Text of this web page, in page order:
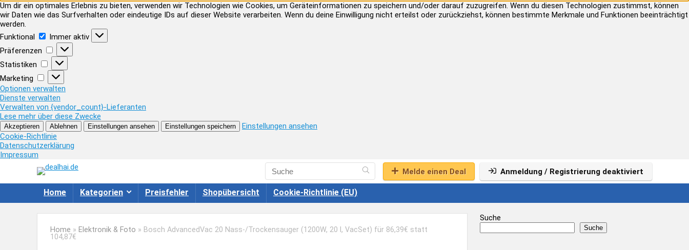
Um dir ein optimales Erlebnis zu bieten, verwenden wir Technologien wie Cookies, um Geräteinformationen zu speichern und/oder darauf zuzugreifen. Wenn du diesen Technologien zustimmst, können
wir Daten wie das Surfverhalten oder eindeutige IDs auf dieser Website verarbeiten. Wenn du deine Einwilligung nicht erteilst oder zurückziehst, können bestimmte Merkmale und Funktionen beeinträchtigt
werden.
Funktional
Funktional
Immer aktiv
Präferenzen
Präferenzen
Statistiken
Statistiken
Marketing
Marketing
Optionen verwalten
Dienste verwalten
Verwalten von {vendor_count}-Lieferanten
Lese mehr über diese Zwecke
Akzeptieren Ablehnen Einstellungen ansehen Einstellungen speichern
Einstellungen ansehen
Cookie-Richtlinie
Datenschutzerklärung
Impressum
Melde einen Deal
Anmeldung / Registrierung deaktiviert
Home Kategorien Preisfehler Shopübersicht Cookie-Richtlinie (EU)
Home » Elektronik & Foto » Bosch AdvancedVac 20 Nass-/Trockensauger (1200W, 20 l, VacSet) für 86,39€ statt
104,87€
Suche
Suche